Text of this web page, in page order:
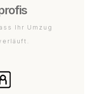
Ihr Umzug